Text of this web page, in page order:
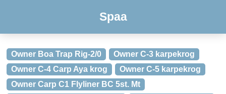
Spaa
Owner Boa Trap Rig-2/0
Owner C-3 karpekrog
Owner C-4 Carp Aya krog
Owner C-5 karpekrog
Owner Carp C1 Flyliner BC 5st. Mt